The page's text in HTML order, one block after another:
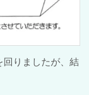
回りましたが、結